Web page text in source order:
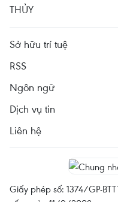
THỦY
Sở hữu trí tuệ
RSS
Ngôn ngữ
Dịch vụ tin
Liên hệ
Giấy phép số: 1374/GP-